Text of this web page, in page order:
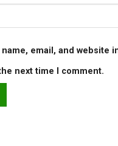
name, email, and website
next time I comment.